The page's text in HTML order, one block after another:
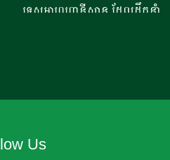
អន្តរជាតិ​ ក្នុងពេលសព្វថ្ងៃនេះ
ហើយ​នំអាកោត្នោតជាចំណីមួយ
វិទ្យាសាស្ត្រ និងកសិកម្ម
ទេសអាហ្វហ្គានីស្ថាន ដែលដឹកនាំ
ប្រតិបត្តិការរវាងប្រទេសទាំងពីរ
Us